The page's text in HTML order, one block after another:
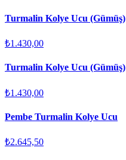
Turmalin Kolye Ucu (Gümüş)
₺1.430,00
Turmalin Kolye Ucu (Gümüş)
₺1.430,00
Pembe Turmalin Kolye Ucu
₺2.645,50